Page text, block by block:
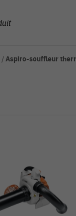
/Aspiro-souffleur